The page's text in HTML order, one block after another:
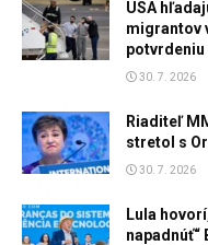
USA
migrantov
30. 7. 2026
Riaditeľ
stretol s
30. 7. 2026
Lula
napadnúť“